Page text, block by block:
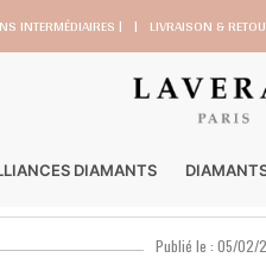
INTERMÉDIAIRES | | LIVRAISON &
DIAMANTS
Publié le : 05/02/